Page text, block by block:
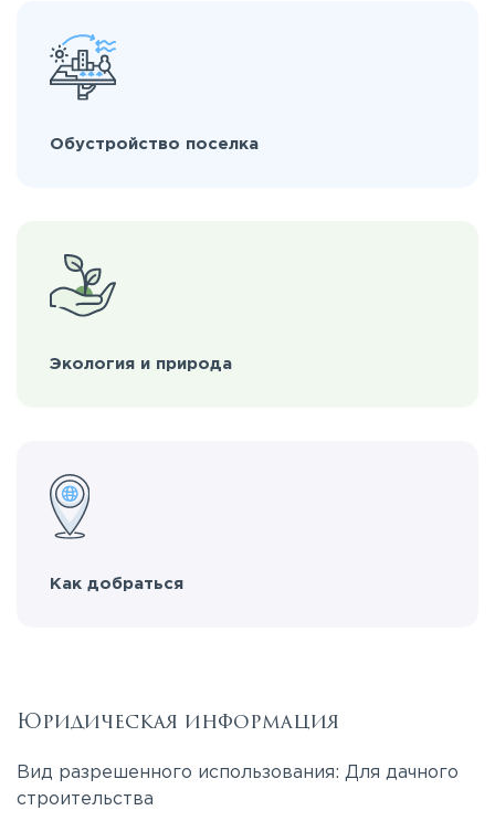
Обустройство поселка
Экология и природа
Как добраться
Юридическая информация
Вид разрешенного использования: Для дачного
строительства